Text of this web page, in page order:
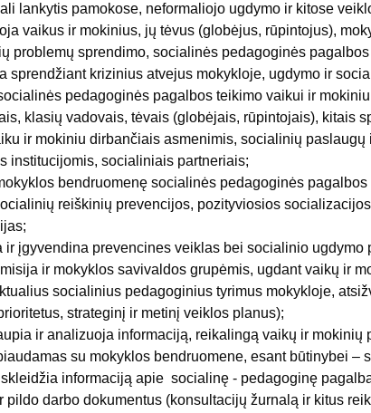
lankytis pamokose, neformaliojo ugdymo ir kitose
vaikus ir mokinius, jų tėvus (globėjus, rūpintojus),
problemų sprendimo, socialinės pedagoginės
sprendžiant krizinius atvejus mokykloje, ugdymo ir
pedagoginės pagalbos teikimo vaikui ir
klasių vadovais, tėvais (globėjais, rūpintojais), kitais
ir mokiniu dirbančiais asmenimis, socialinių
institucijomis, socialiniais partneriais;
bendruomenę socialinės pedagoginės
reiškinių prevencijos, pozityviosios
ir įgyvendina prevencines veiklas bei socialinio ugdymo
ir mokyklos savivaldos grupėmis, ugdant vaikų ir
socialinius pedagoginius tyrimus mokykloje,
strateginį ir metinį veiklos planus);
ir analizuoja informaciją, reikalingą vaikų ir mokinių
su mokyklos bendruomene, esant būtinybei –
informaciją apie socialinę - pedagoginę
pildo darbo dokumentus (konsultacijų žurnalą ir kitus